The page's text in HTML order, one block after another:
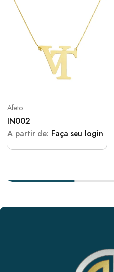
Afeto
IN002
A partir de: Faça seu login